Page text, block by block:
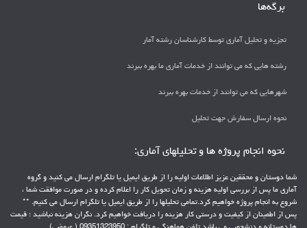
برگه‌ها
تجزیه و تحلیل آماری توسط کارشناسان رشته آمار
رشته هایی که می توانند از خدمات آماری ما بهره ببرند
شهرهایی که می توانند از خدمات بهره ببرند
نحوه ارسال سفارش جهت تحلیل
نحوه انجام پروژه ها و تحلیلهای آماری:
شما دوستان و محققین عزیز اطلاعات اولیه را از طریق ایمیل یا تلگرام ارسال می کنید و گروه
آماری ما پس از بررسی اولیه هزینه و زمان تحویل کار را اعلام کرده و در صورت موافقت شما ،
شروع به انجام پروژه خواهیم کرد.تمامی تحلیلها را از طریق ایمیل یا تلگرام ارسال می کنیم. **
پس از اطمینان از کیفیت و درستی کار هزینه را دریافت خواهیم کرد. نگران هزینه نباشید ؛ قیمت